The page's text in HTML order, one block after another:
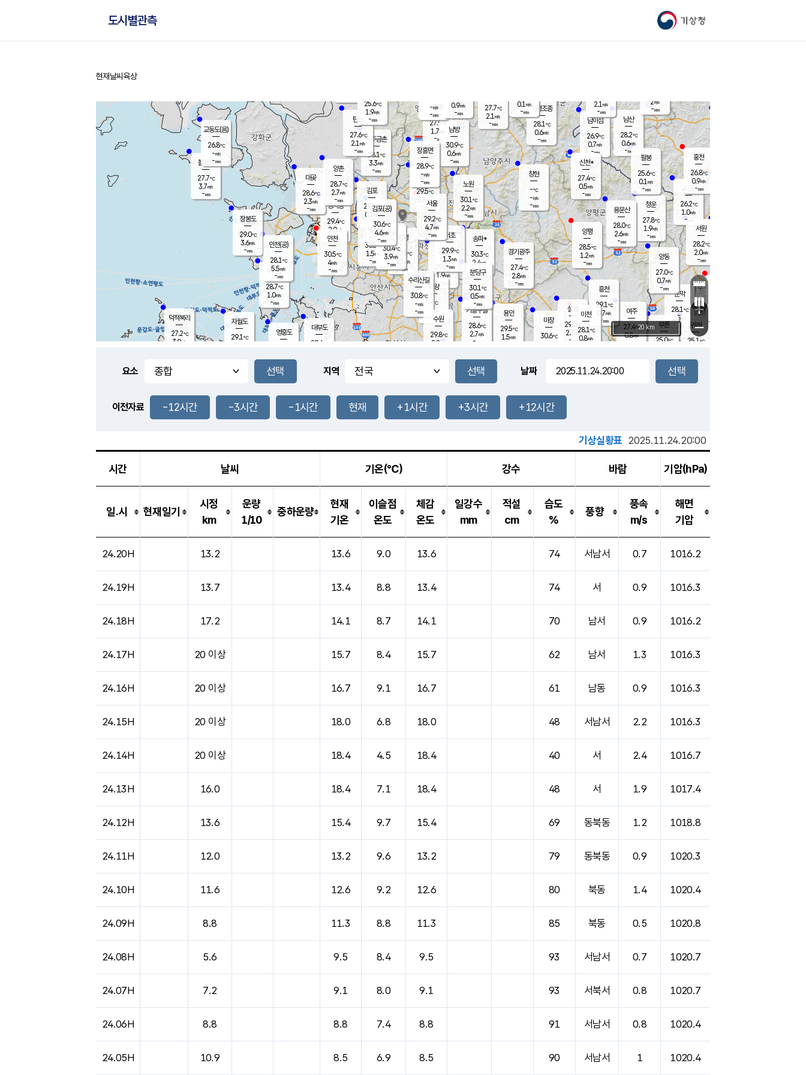
기상청
도시별관측
홈
현재날씨 육상
풍도
1.5m/s
문막
28.1℃
2.5m/s
mm
남이섬
26.9℃
0.7m/s
-mm
무의도
28.7℃
1.0m/s
-mm
영흥도
볼음도
27.7℃
3.7m/s
-mm
자월도
29.1℃
양주
27.9℃
1.7
-mm
부론
25.0℃
과천
29.0℃
1.9m/s
- mm
남산
28.2℃
0.6m/s
-mm
장봉도
29.0℃
3.6m/s
-mm
-mm
청운
27.8℃
1.9m/s
-mm
팔봉
25.6℃
0.1 m/s
-mm
-mm
용인
29.5℃
1.5m/s
여주
27.4℃
0.8m/s
양동
27.0℃
0.7m/s
-mm
경기광주
27.4℃
2.8m/s
-mm
장호원
2.1 m/s
-mm
29.3
℃
대부도
29.6
-
경서동
29.4℃
2.0m/s
-mm
파주금촌
28.1℃
3.3m/s
-mm
가평조종
28.1℃
0.6m/s
-mm
27.7℃
2.1 m/s
-mm
대곶
28.6℃
2.3m/s
-mm
신천*
27.4℃
0.5m/s
-mm
창현
-℃
-m/s
-mm
탄현
27.6℃
2.1 m/s
-mm
0.1 m/s
-mm
29.4℃
0.8m/s
-mm
흥천
29.1℃
0.7m/s
-mm
마장
30.6℃
의왕
- ℃
m/s
mm
김포
29.4℃
0.1 m/s
mm
설봉
29.6
2.3 m/s
- mm
광명
30.8 ℃
2.5 m/s
-mm
부천
30.5℃
1.5m/s
-mm
-mm
양촌
28.7℃
2.7m/s
-mm
구로
30.4℃
3.9m/s
-mm
은평
29.5℃
3.5 m/s
- mm
노원
30.1℃
2.2m/s
-mm
송파*
30.3℃
2.4m/s
-mm
서초
29.9℃
1.3m/s
-mm
남방
30.9℃
0.6m/s
-mm
기흥구갈
28.6℃
2.7m/s
-
수리산길
30.8℃
-m/s
-mm
분당구
30.1℃
0.5m/s
-mm
장흥면
28.9℃
-m/s
-mm
-m/s
-mm
시동
26.2℃
1.0m/s
- mm
귀래
25.1 ℃
서원
28.2℃
2.0m/s
-mm
용문산
28.0℃
2.6m/s
-mm
덕적북리
27.2℃
3.0m/s
인천(공)
28.1℃
5.5m/s
-mm
김포(공)
30.6℃
4.6m/s
-mm
교동도(음)
26.8℃
-m/s
-mm
홍천
26.8℃
0.9m/s
-mm
이천
28.1℃
0.8m/s
양평
28.5℃
1.2m/s
-mm
수원
29.8℃
2.8 m/s
인천
30.5℃
4m/s
-mm
서울
29.2℃
4.7m/s
-mm
2m/s
-mm
25.6℃
1.9m/s
-mm
0.9m/s
-mm
+
−
20 km
요소 지역 날짜
이전자료 -12시간 -3시간 -1시간 현재 +1시간 +3시간 +12시간
기상실황표 2025.11.24.20:00
시간 날씨 기온(℃) 강수 바람 기압(hPa)
일.시 현재일기
시정
km
운량
1/10
중하운량
현재
기온
이슬점
온도
체감
온도
일강수
mm
적설
cm
습도
%
풍향
풍속
m/s
해면
기압
24.20H 13.2 13.6 9.0 13.6 74 서남서 0.7 1016.2
24.19H 13.7 13.4 8.8 13.4 74 서 0.9 1016.3
24.18H 17.2 14.1 8.7 14.1 70 남서 0.9 1016.2
24.17H 20 이상 15.7 8.4 15.7 62 남서 1.3 1016.3
24.16H 20 이상 16.7 9.1 16.7 61 남동 0.9 1016.3
24.15H 20 이상 18.0 6.8 18.0 48 서남서 2.2 1016.3
24.14H 20 이상 18.4 4.5 18.4 40 서 2.4 1016.7
24.13H 16.0 18.4 7.1 18.4 48 서 1.9 1017.4
24.12H 13.6 15.4 9.7 15.4 69 동북동 1.2 1018.8
24.11H 12.0 13.2 9.6 13.2 79 동북동 0.9 1020.3
24.10H 11.6 12.6 9.2 12.6 80 북동 1.4 1020.4
24.09H 8.8 11.3 8.8 11.3 85 북동 0.5 1020.8
24.08H 5.6 9.5 8.4 9.5 93 서남서 0.7 1020.7
24.07H 7.2 9.1 8.0 9.1 93 서북서 0.8 1020.7
24.06H 8.8 8.8 7.4 8.8 91 서남서 0.8 1020.4
24.05H 10.9 8.5 6.9 8.5 90 서남서 1 1020.4